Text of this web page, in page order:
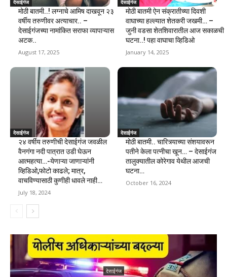
देसाईगंज
मोठी बातमी..! लग्नाचे आमिष दाखवून २३
वर्षीय तरुणीवर अत्याचार.. –
देसाईगंजच्या नामांकित सराफा व्यापाऱ्यास
अटक..
August 17, 2025
देसाईगंज
मोठी बातमी ऐन संक्रातीच्या दिवशी
वाघाच्या हल्ल्यात शेतकरी जखमी… –
जुनी वडसा शेतशिवारातील आज सकाळची
घटना..! पहा वाघाचा व्हिडिओ
January 14, 2025
देसाईगंज
२४ वर्षीय तरुणीची देसाईगंज जवळील
वैनगंगा नदी पात्रात उडी घेऊन
आत्महत्या…-येणाऱ्या जाणाऱ्यांनी
व्हिडिओ,फोटो काढले; मात्र,
वाचविण्यासाठी कुणीही धावले नाही…
July 18, 2024
देसाईगंज
मोठी बातमी.. चारित्र्याच्या संशयावरून
पतीने केला पत्नीचा खून… – देसाईगंज
तालुक्यातील कोरेगाव येथील आजची
घटना…
October 16, 2024
देसाईगंज